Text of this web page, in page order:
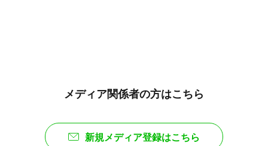
メディア関係者の方はこちら
新規メディア登録はこちら